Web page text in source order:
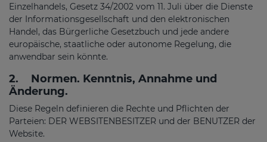
Einzelhandels, Gesetz 34/2002 vom 11. Juli über die Dienste
der Informationsgesellschaft und den elektronischen
Handel, das Bürgerliche Gesetzbuch und jede andere
europäische, staatliche oder autonome Regelung, die
anwendbar sein könnte.
2.
Normen. Kenntnis, Annahme und
Änderung.
Diese Regeln definieren die Rechte und Pflichten der
Parteien: DER WEBSITENBESITZER und der BENUTZER der
Website.